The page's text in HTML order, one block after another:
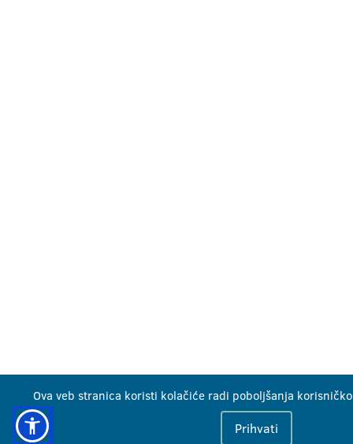
Ova veb stranica koristi kolačiće radi poboljšanja
Prihvati